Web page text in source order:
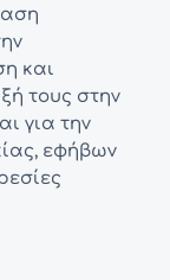
και
τους στην
για την
εφήβων